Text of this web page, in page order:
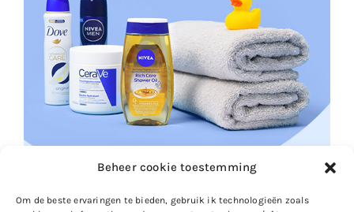
Beheer cookie toestemming
Om de beste ervaringen te bieden, gebruik ik technologieën zoals